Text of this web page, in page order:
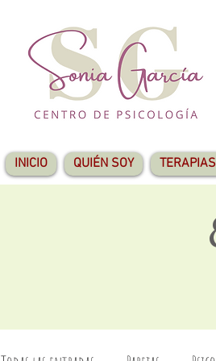
INICIO QUIÉN SOY TERAPIAS